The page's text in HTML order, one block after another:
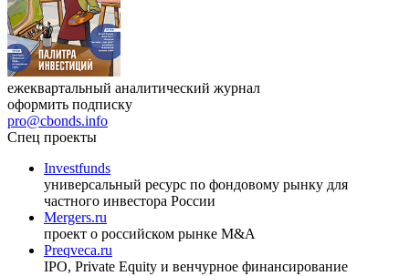
ежеквартальный аналитический журнал
оформить подписку
pro@cbonds.info
Спец проекты
Investfunds
универсальный ресурс по фондовому рынку для
частного инвестора России
Mergers.ru
проект о российском рынке M&A
Preqveca.ru
IPO, Private Equity и венчурное финансирование